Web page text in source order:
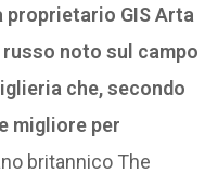
proprietario GIS Arta
noto sul campo
che, secondo
migliore per
britannico The